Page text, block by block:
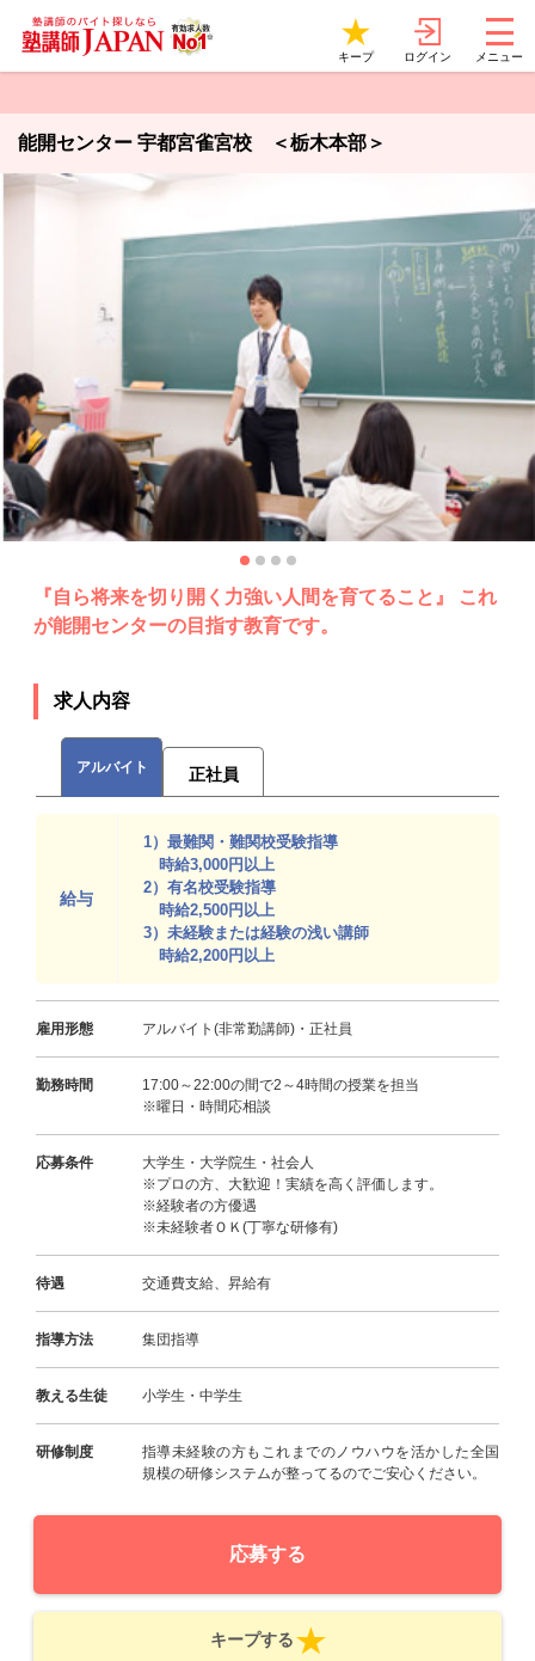
キープ ログイン メニュー
能開センター 宇都宮雀宮校 ＜栃木本部＞
『自ら将来を切り開く力強い人間を育てること』 これ
が能開センターの目指す教育です。
求人内容
アルバイト 正社員
給与
1）最難関・難関校受験指導
時給3,000円以上
2）有名校受験指導
時給2,500円以上
3）未経験または経験の浅い講師
時給2,200円以上
雇用形態 アルバイト(非常勤講師)・正社員
勤務時間
17:00～22:00の間で2～4時間の授業を担当
※曜日・時間応相談
応募条件
大学生・大学院生・社会人
※プロの方、大歓迎！実績を高く評価します。
※経験者の方優遇
※未経験者ＯＫ(丁寧な研修有)
待遇 交通費支給、昇給有
指導方法 集団指導
教える生徒 小学生・中学生
研修制度
指導未経験の方もこれまでのノウハウを活かした全国
規模の研修システムが整ってるのでご安心ください。
応募する
キープする